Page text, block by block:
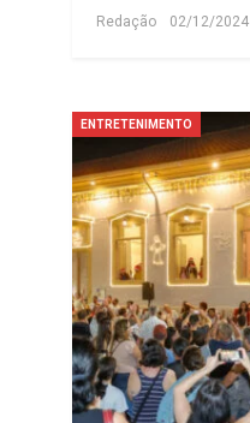
Redação 02/12/2024
ENTRETENIMENTO